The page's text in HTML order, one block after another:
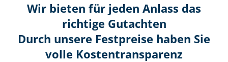
Wir bieten für jeden Anlass das
richtige Gutachten
Durch unsere Festpreise haben Sie
volle Kosten­transparenz